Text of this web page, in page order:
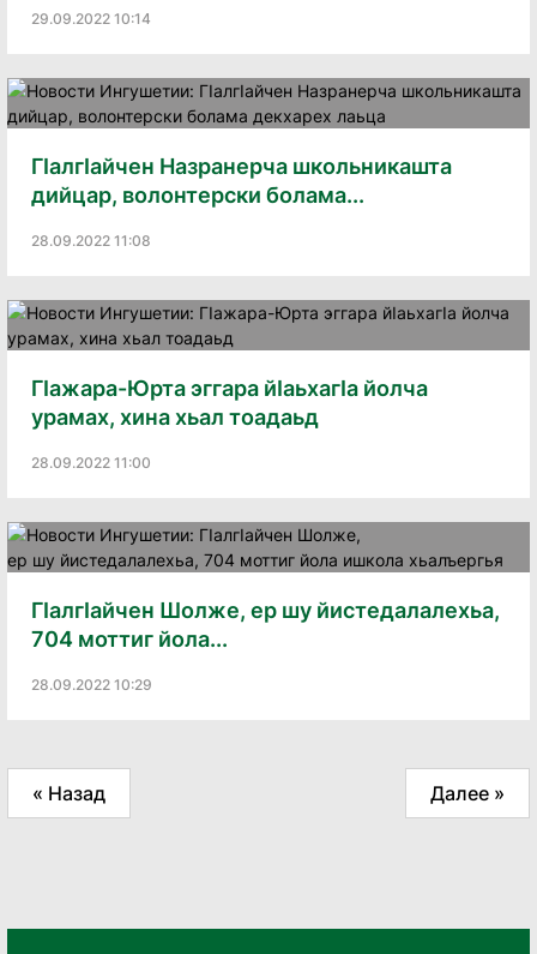
29.09.2022 10:14
ГIалгIайчен Назранерча школьникашта
дийцар, волонтерски болама...
28.09.2022 11:08
ГIажара-Юрта эггара йIаьхагIа йолча
урамах, хина хьал тоадаьд
28.09.2022 11:00
ГIалгIайчен Шолже, ер шу йистедалалехьа,
704 моттиг йола...
28.09.2022 10:29
« Назад Далее »